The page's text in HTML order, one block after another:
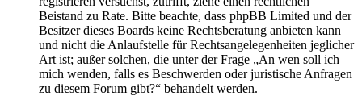
Beistand zu Rate. Bitte beachte, dass phpBB Limited und der
Besitzer dieses Boards keine Rechtsberatung anbieten kann
und nicht die Anlaufstelle für Rechtsangelegenheiten jeglicher
Art ist; außer solchen, die unter der Frage „An wen soll ich
mich wenden, falls es Beschwerden oder juristische Anfragen
zu diesem Forum gibt?“ behandelt werden.